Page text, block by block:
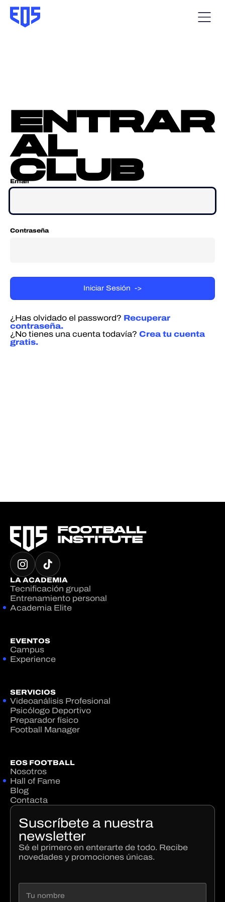
entrar
al
club
Email
Contraseña
¿Has olvidado el password? Recuperar
contraseña.
¿No tienes una cuenta todavía? Crea tu cuenta
gratis.
LA ACADEMIA
Tecnificación grupal
Entrenamiento personal
Academia Elite
EVENTOS
Campus
Experience
SERVICIOS
Videoanálisis Profesional
Psicólogo Deportivo
Preparador físico
Football Manager
EOS FOOTBALL
Nosotros
Hall of Fame
Blog
Contacta
Suscríbete a nuestra
newsletter
Sé el primero en enterarte de todo. Recibe
novedades y promociones únicas.